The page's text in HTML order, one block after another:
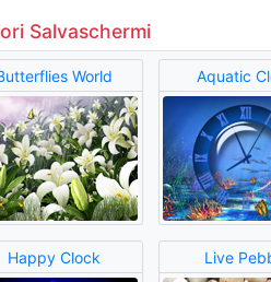
Salvaschermi
World Aquatic
Happy Clock Live